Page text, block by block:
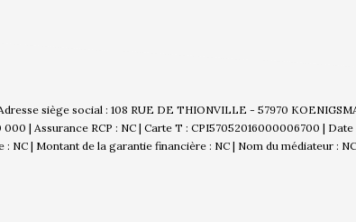
siège social : 108 RUE DE THIONVILLE - 57970
| Assurance RCP : NC | Carte T : CPI57052016000006700 |
| Montant de la garantie financière : NC | Nom du médiateur :